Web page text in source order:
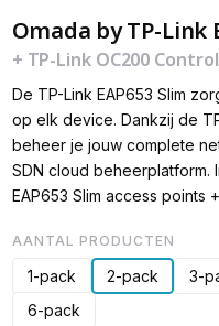
Omada by TP-Link
+ TP-Link OC200
De TP-Link EAP653 Slim
op elk device. Dankzij de
beheer je jouw complete
SDN cloud beheerplatform.
EAP653 Slim access points
AANTAL PRODUCTEN
1-pack 2-pack 3-
6-pack